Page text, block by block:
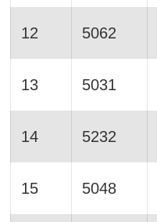
12 5062
13 5031
14 5232
15 5048